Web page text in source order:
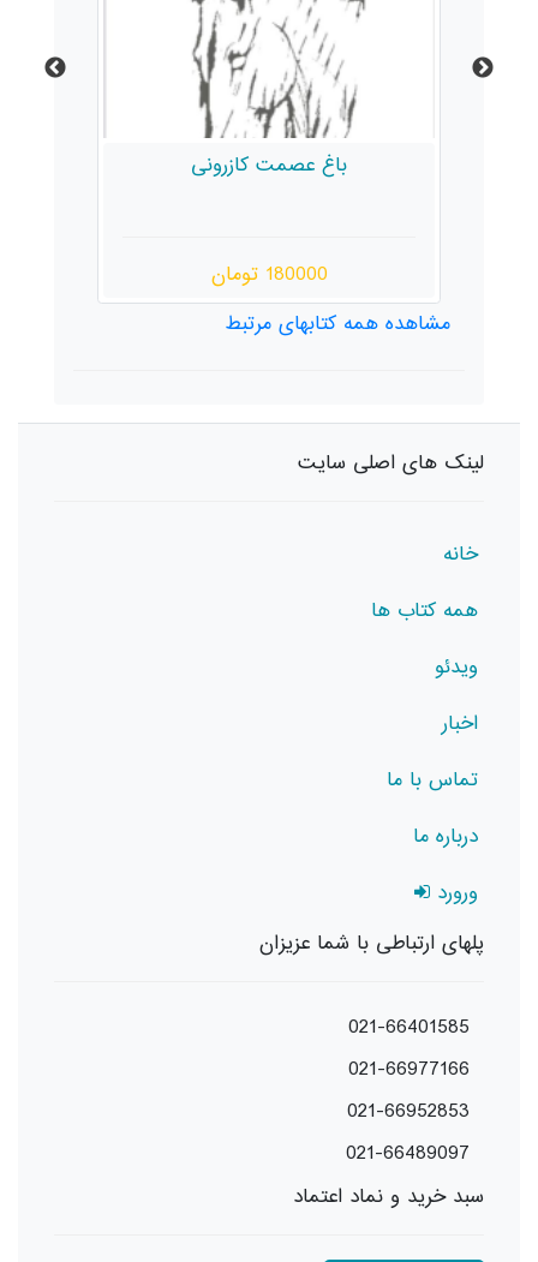
باغ عصمت کازرونی
180000 تومان
مشاهده همه کتابهای مرتبط
لینک های اصلی سایت
خانه
همه کتاب ها
ویدئو
اخبار
تماس با ما
درباره ما
ورورد
پلهای ارتباطی با شما عزیزان
021-66401585
021-66977166
021-66952853
021-66489097
سبد خرید و نماد اعتماد